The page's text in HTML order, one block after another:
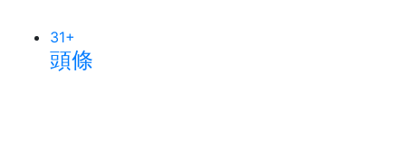
31+
頭條